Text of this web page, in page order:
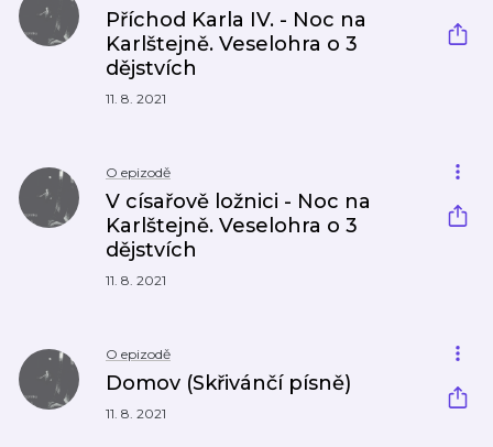
Příchod Karla IV. - Noc na
Karlštejně. Veselohra o 3
dějstvích
11. 8. 2021
O epizodě
V císařově ložnici - Noc na
Karlštejně. Veselohra o 3
dějstvích
11. 8. 2021
O epizodě
Domov (Skřivánčí písně)
11. 8. 2021